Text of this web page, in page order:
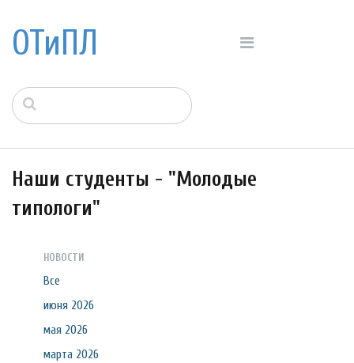
ОТиПЛ
Наши студенты - "Молодые
типологи"
НОВОСТИ
Все
июня 2026
мая 2026
марта 2026